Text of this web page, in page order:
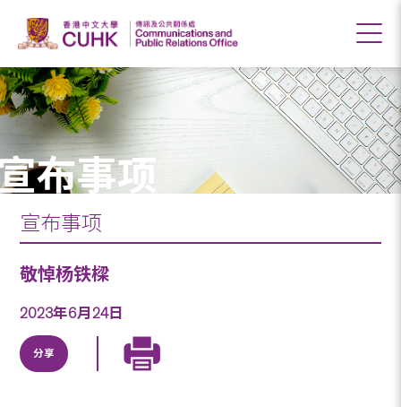
布事项
宣布事项
敬悼杨铁樑
2023年6月24日
分享